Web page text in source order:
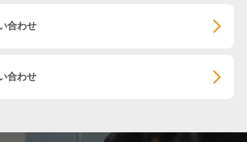
合わせ
合わせ